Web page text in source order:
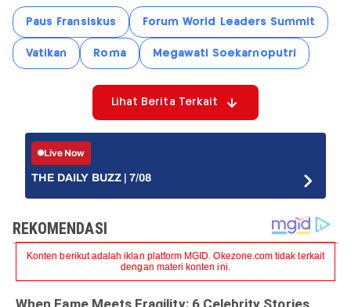
Paus Fransiskus Forum World Leaders Summit
Vatikan Roma Megawati Soekarnoputri
Lihat Berita Terkait
Live Now
THE DAILY BUZZ | 7/08